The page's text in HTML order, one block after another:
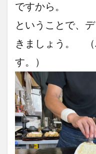
ですから。
ということで、
きましょう。 （
す。）